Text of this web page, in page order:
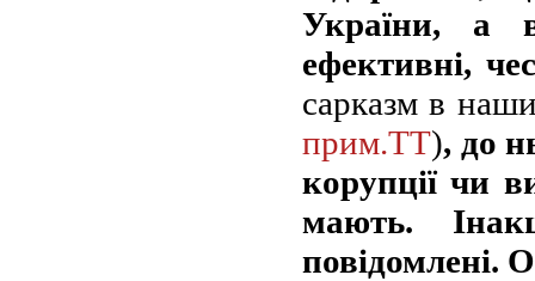
України, а
ефективні,
сарказм в
прим.ТТ), до
корупції чи
мають.
повідомлені.